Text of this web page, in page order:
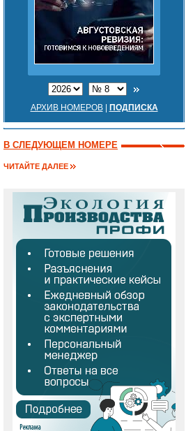
АРХИВ НОМЕРОВ| ПОДПИСКА
В СЛЕДУЮЩЕМ НОМЕРЕ
ЧИТАЙТЕ ДАЛЕЕ